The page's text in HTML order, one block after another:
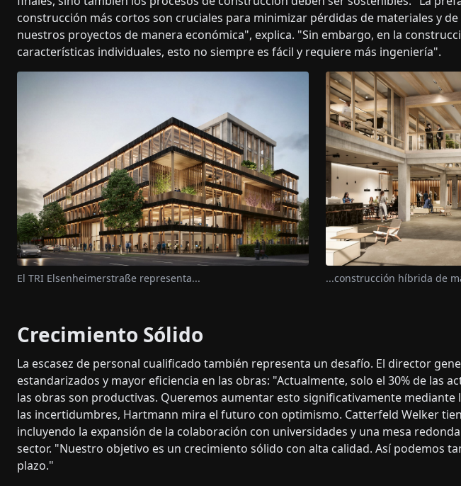
construcción más cortos son cruciales para minimizar pérdidas de materiales y
nuestros proyectos de manera económica", explica. "Sin embargo, en la
características individuales, esto no siempre es fácil y requiere más ingeniería".
El TRI Elsenheimerstraße representa... ...construcción híbrida de
Crecimiento Sólido
La escasez de personal cualificado también representa un desafío. El director
estandarizados y mayor eficiencia en las obras: "Actualmente, solo el 30% de las
las obras son productivas. Queremos aumentar esto significativamente mediante
las incertidumbres, Hartmann mira el futuro con optimismo. Catterfeld Welker
incluyendo la expansión de la colaboración con universidades y una mesa
sector. "Nuestro objetivo es un crecimiento sólido con alta calidad. Así podemos
plazo."